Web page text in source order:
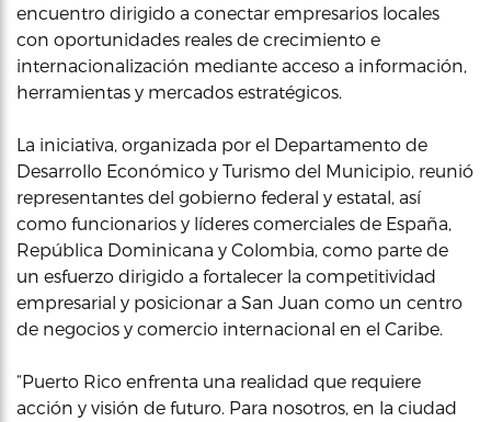
encuentro dirigido a conectar empresarios locales
con oportunidades reales de crecimiento e
internacionalización mediante acceso a información,
herramientas y mercados estratégicos.
La iniciativa, organizada por el Departamento de
Desarrollo Económico y Turismo del Municipio, reunió
representantes del gobierno federal y estatal, así
como funcionarios y líderes comerciales de España,
República Dominicana y Colombia, como parte de
un esfuerzo dirigido a fortalecer la competitividad
empresarial y posicionar a San Juan como un centro
de negocios y comercio internacional en el Caribe.
“Puerto Rico enfrenta una realidad que requiere
acción y visión de futuro. Para nosotros, en la ciudad